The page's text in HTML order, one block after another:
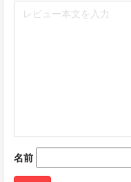
名前